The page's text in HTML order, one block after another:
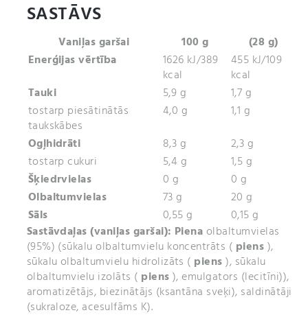
SASTĀVS
Vaniļas garšai 100 g
(28 g)
Enerģijas vērtība
1626 kJ/389
kcal
455 kJ/109
kcal
Tauki
5,9 g
1,7 g
tostarp piesātinātās
taukskābes
4,0 g
1,1 g
Ogļhidrāti
8,3 g
2,3 g
tostarp cukuri
5,4 g
1,5 g
Šķiedrvielas
0 g
0 g
Olbaltumvielas
73 g
20 g
Sāls
0,55 g
0,15 g
Sastāvdaļas (vaniļas garšai): Pienaolbaltumvielas
(95%) (sūkalu olbaltumvielu koncentrāts ( piens),
sūkalu olbaltumvielu hidrolizāts ( piens), sūkalu
olbaltumvielu izolāts ( piens), emulgators (lecitīni)),
aromatizētājs, biezinātājs (ksantāna sveķi), saldinātāji
(sukraloze, acesulfāms K).